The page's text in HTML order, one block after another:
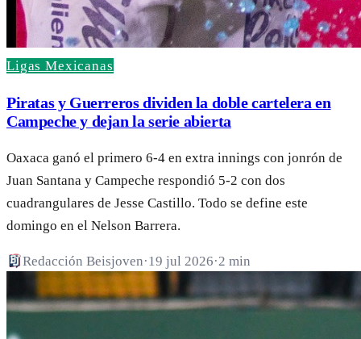
Ligas Mexicanas
Piratas y Guerreros dividen la doble cartelera en
Campeche y dejan la serie abierta
Oaxaca ganó el primero 6-4 en extra innings con jonrón de
Juan Santana y Campeche respondió 5-2 con dos
cuadrangulares de Jesse Castillo. Todo se define este
domingo en el Nelson Barrera.
Redacción Beisjoven·19 jul 2026·2 min